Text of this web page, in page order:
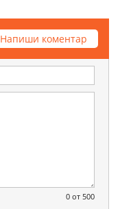
Напиши коментар
0 от 500